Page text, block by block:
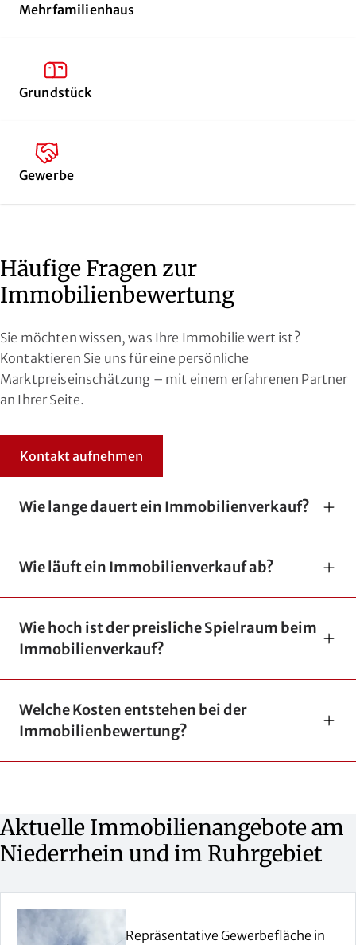
Mehrfamilienhaus
Grundstück
Gewerbe
Häufige Fragen zur
Immobilienbewertung
Sie möchten wissen, was Ihre Immobilie wert ist?
Kontaktieren Sie uns für eine persönliche
Marktpreiseinschätzung – mit einem erfahrenen Partner
an Ihrer Seite.
Kontakt aufnehmen
Wie lange dauert ein Immobilienverkauf?
Wie läuft ein Immobilienverkauf ab?
Wie hoch ist der preisliche Spielraum beim
Immobilienverkauf?
Welche Kosten entstehen bei der
Immobilienbewertung?
Aktuelle Immobilienangebote am
Niederrhein und im Ruhrgebiet
Repräsentative Gewerbefläche in